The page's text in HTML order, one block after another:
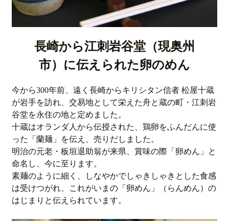
長崎から江刺岩谷堂（現奥州
市）に伝えられた卵のめん
今から300年前、遠く長崎からキリシタン信者 松屋十蔵
が岩手を訪れ、交易地として栄えた舟と蔵の町・江刺岩
谷堂を永住の地と定めました。
十蔵はオランダ人から伝授された、鶏卵をふんだんに使
った「蘭麺」を伝え、売りだしました。
明治の元老・板垣退助翁が来県、賞味の際「卵めん」と
命名し、今に至ります。
素麺のように細く、しなやかでしゃきしゃきとした食感
は受けつがれ、これがいまの「卵めん」（らんめん）の
はじまりと伝えられています。